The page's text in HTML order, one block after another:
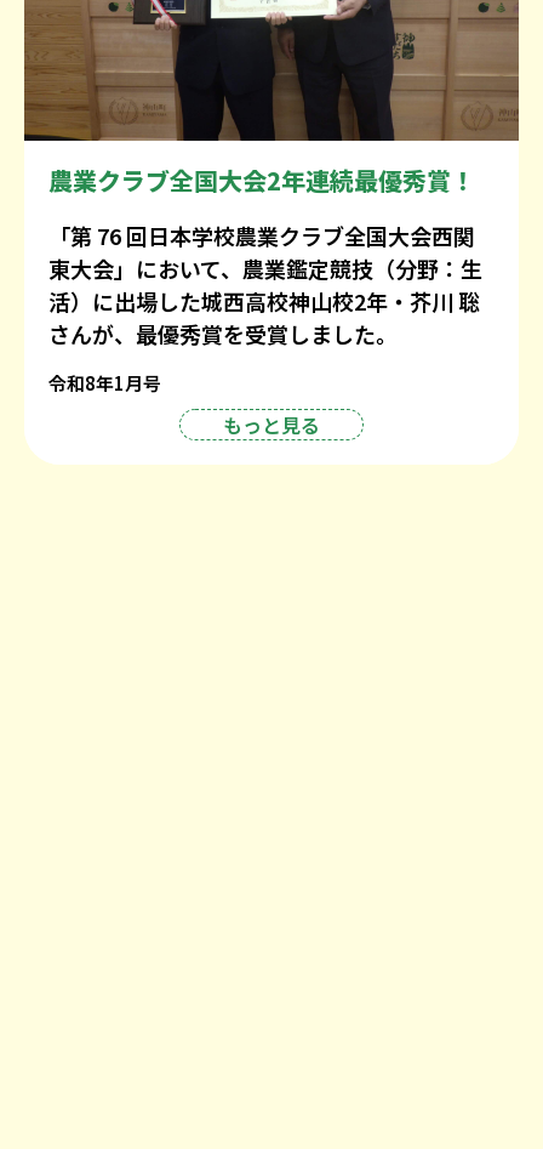
農業クラブ全国大会2年連続最優秀賞！
「第 76 回日本学校農業クラブ全国大会西関
東大会」において、農業鑑定競技（分野：生
活）に出場した城西高校神山校2年・芥川 聡
さんが、最優秀賞を受賞しました。
令和8年1月号
もっと見る